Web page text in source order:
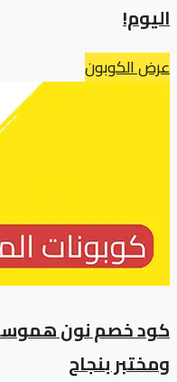
اليوم!
عرض الكوبون
ومختبر بنجاح